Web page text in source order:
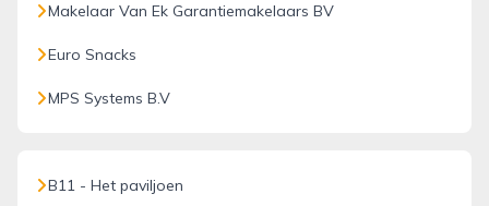
Makelaar Van Ek Garantiemakelaars BV
Euro Snacks
MPS Systems B.V
B11 - Het paviljoen